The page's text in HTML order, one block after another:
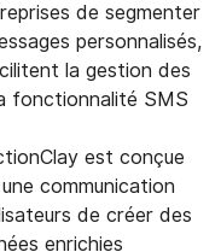
de segmenter
personnalisés,
la gestion des
fonctionnalité SMS
est conçue
communication
de créer des
enrichies